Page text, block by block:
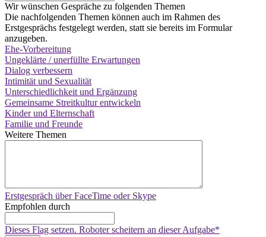
Wir wünschen Gespräche zu folgenden Themen
Die nachfolgenden Themen können auch im Rahmen des
Erstgesprächs festgelegt werden, statt sie bereits im Formular
anzugeben.
Ehe-Vorbereitung
Ungeklärte / unerfüllte Erwartungen
Dialog verbessern
Intimität und Sexualität
Unterschiedlichkeit und Ergänzung
Gemeinsame Streitkultur entwickeln
Kinder und Elternschaft
Familie und Freunde
Weitere Themen
Erstgespräch über FaceTime oder Skype
Empfohlen durch
Dieses Flag setzen. Roboter scheitern an dieser Aufgabe*